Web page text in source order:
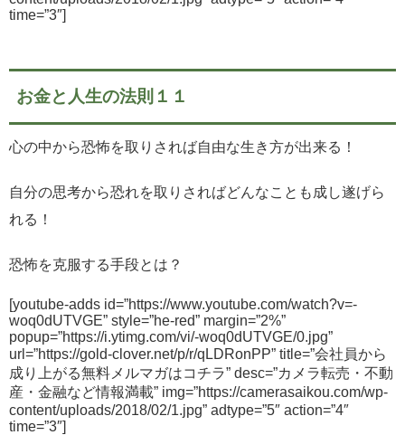
time=”3″]
お金と人生の法則１１
心の中から恐怖を取りされば自由な生き方が出来る！
自分の思考から恐れを取りさればどんなことも成し遂げら
れる！
恐怖を克服する手段とは？
[youtube-adds id=”https://www.youtube.com/watch?v=-
woq0dUTVGE” style=”he-red” margin=”2%”
popup=”https://i.ytimg.com/vi/-woq0dUTVGE/0.jpg”
url=”https://gold-clover.net/p/r/qLDRonPP” title=”会社員から
成り上がる無料メルマガはコチラ” desc=”カメラ転売・不動
産・金融など情報満載” img=”https://camerasaikou.com/wp-
content/uploads/2018/02/1.jpg” adtype=”5″ action=”4″
time=”3″]